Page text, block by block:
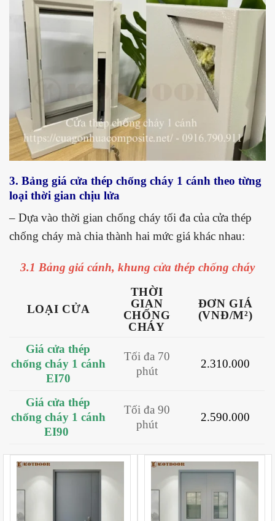
3. Bảng giá cửa thép chống cháy 1 cánh theo từng
loại thời gian chịu lửa
– Dựa vào thời gian chống cháy tối đa của cửa thép
chống cháy mà chia thành hai mức giá khác nhau:
3.1 Bảng giá cánh, khung cửa thép chống cháy
LOẠI CỬA
THỜI
GIAN
CHỐNG
CHÁY
ĐƠN GIÁ
(VNĐ/M²)
Giá cửa thép
chống cháy 1 cánh
EI70
Tối đa 70
phút
2.310.000
Giá cửa thép
chống cháy 1 cánh
EI90
Tối đa 90
phút
2.590.000